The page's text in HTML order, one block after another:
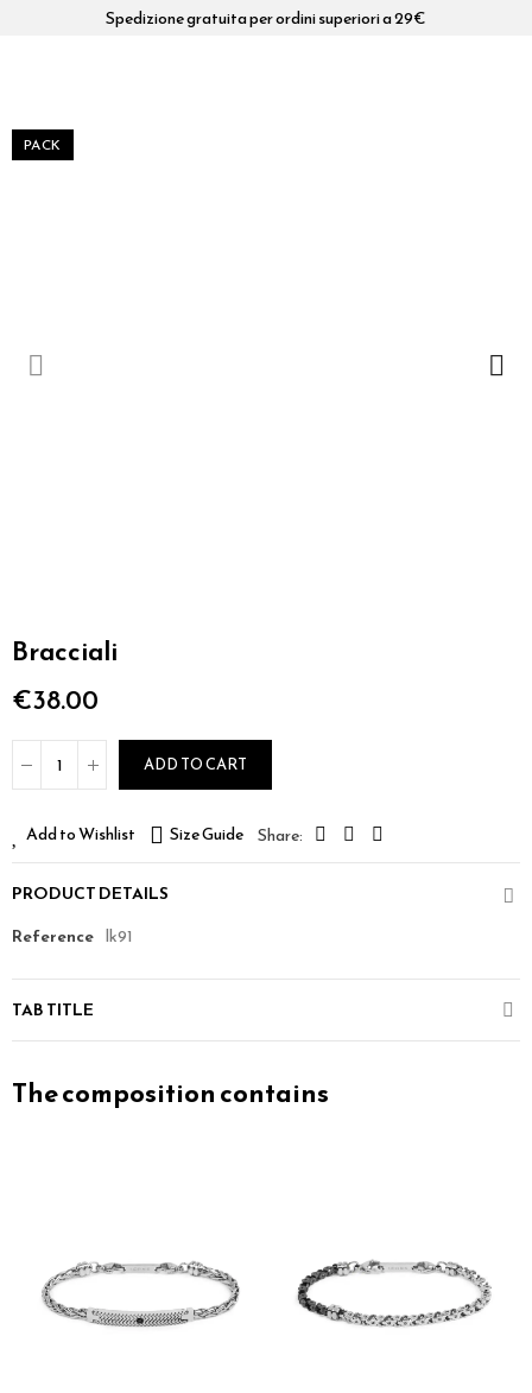
Spedizione gratuita per ordini superiori a 29€
PACK
Bracciali
€38.00
ADD TO CART
Add to Wishlist Size Guide
PRODUCT DETAILS
Reference lk91
TAB TITLE
The composition contains